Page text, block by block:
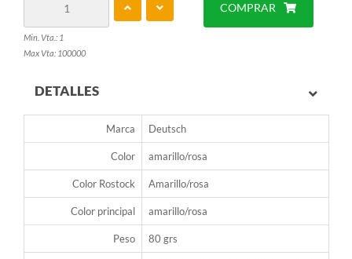
Min. Vta.: 1
Max Vta: 100000
COMPRAR
DETALLES
Marca Deutsch
Color amarillo/rosa
Color Rostock Amarillo/rosa
Color principal amarillo/rosa
Peso 80 grs